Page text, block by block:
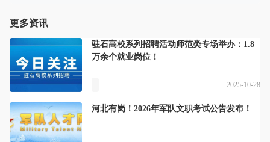
更多资讯
驻石高校系列招聘活动师范类专场举办：1.8
万余个就业岗位！
2025-10-28
河北有岗！2026年军队文职考试公告发布！